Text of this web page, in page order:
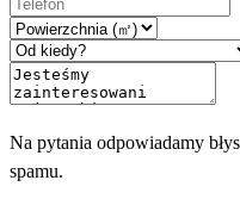
Na pytania odpowiadamy
spamu.